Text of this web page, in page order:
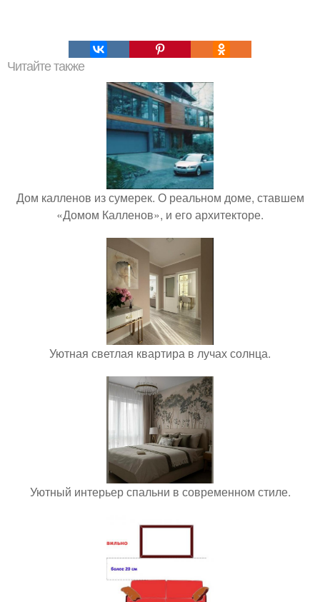
Читайте также
Дом калленов из сумерек. О реальном доме, ставшем
«Домом Калленов», и его архитекторе.
Уютная светлая квартира в лучах солнца.
Уютный интерьер спальни в современном стиле.